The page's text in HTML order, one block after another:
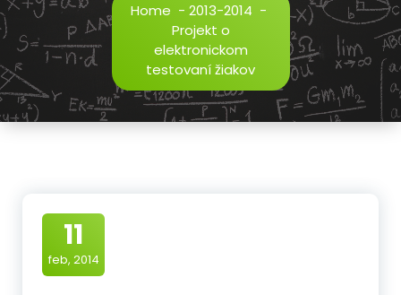
Home - 2013-2014 -
Projekt o
elektronickom
testovaní žiakov
11
feb, 2014